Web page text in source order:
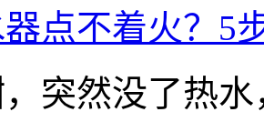
点不着火？5
突然没了热